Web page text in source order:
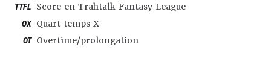
TTFL Score en Trahtalk Fantasy League
QX Quart temps X
OT Overtime/prolongation